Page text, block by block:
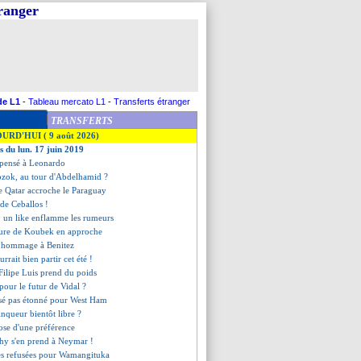
L1 - Tableau mercato L1 - Transferts étranger
TRANSFERTS
( 9 août 2026)
du lun. 17 juin 2019
à Leonardo
au tour d'Abdelhamid ?
Qatar accroche le Paraguay
Ceballos !
un like enflamme les rumeurs
de Koubek en approche
à Benitez
bien partir cet été !
Luis prend du poids
le futur de Vidal ?
pas étonné pour West Ham
bientôt libre ?
d'une préférence
s'en prend à Neymar !
refusées pour Wamangituka